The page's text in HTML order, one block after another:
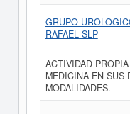
GRUPO
RAFAEL SLP
ACTIVIDAD
MEDICINA EN SUS
MODALIDADES.